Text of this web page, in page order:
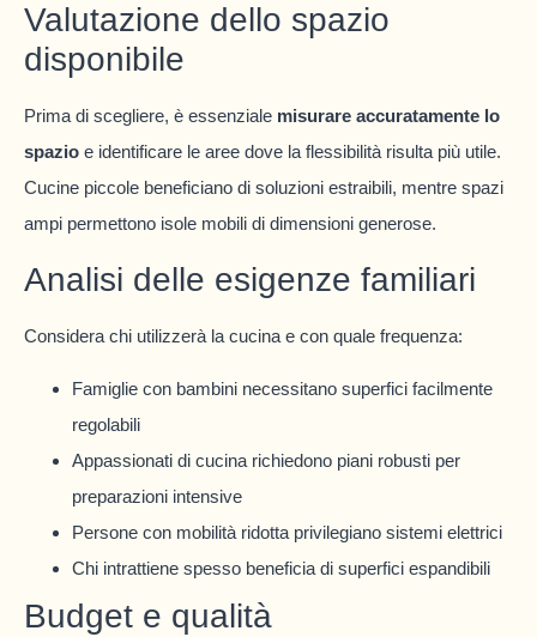
Valutazione dello spazio
disponibile
Prima di scegliere, è essenziale misurare accuratamente lo
spazio e identificare le aree dove la flessibilità risulta più utile.
Cucine piccole beneficiano di soluzioni estraibili, mentre spazi
ampi permettono isole mobili di dimensioni generose.
Analisi delle esigenze familiari
Considera chi utilizzerà la cucina e con quale frequenza:
Famiglie con bambini necessitano superfici facilmente
regolabili
Appassionati di cucina richiedono piani robusti per
preparazioni intensive
Persone con mobilità ridotta privilegiano sistemi elettrici
Chi intrattiene spesso beneficia di superfici espandibili
Budget e qualità